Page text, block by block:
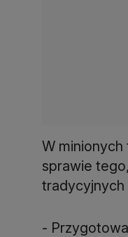
W
sprawie
tradycyjnych
-